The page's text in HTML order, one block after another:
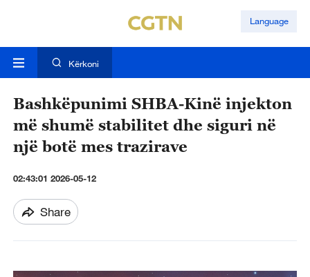
Language
Kërkoni
Bashkëpunimi SHBA-Kinë injekton
më shumë stabilitet dhe siguri në
një botë mes trazirave
02:43:01 2026-05-12
Share